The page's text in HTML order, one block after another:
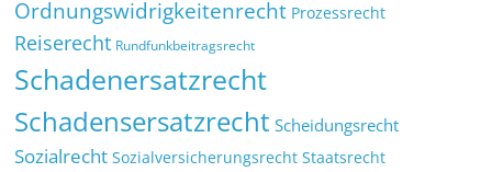
Ordnungswidrigkeitenrecht Prozessrecht
Reiserecht Rundfunkbeitragsrecht
Schadenersatzrecht
Schadensersatzrecht Scheidungsrecht
Sozialrecht Sozialversicherungsrecht Staatsrecht